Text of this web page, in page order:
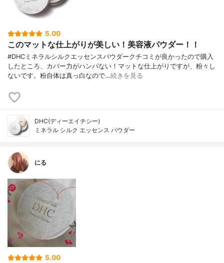
5.00
このマットな仕上がりが美しい！美容液パウダー！！
#DHCミネラルシルクエッセンスパウダークチコミが良かったので購入
したところ、カバー力がハンパない！マットな仕上がりですが、粉々し
ないです。粉自体は真っ白なので…続きを見る
DHC(ディーエイチシー)
ミネラル シルク エッセンス パウダー
にる
5.00